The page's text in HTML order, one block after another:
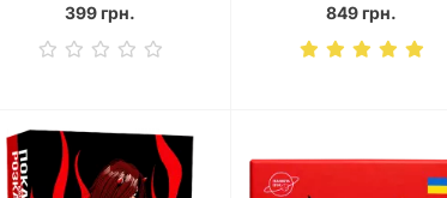
399 грн. 849 грн.